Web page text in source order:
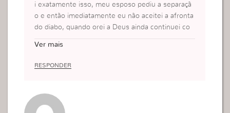
i exatamente isso, meu esposo pediu a separaçã
o e então imediatamente eu não aceitei a afronta
do diabo, quando orei a Deus ainda continuei co
idade e falamos com Deus a paz nos invade. Muit
o forte!! Obrigada pelo post, aprendendo mais e
Ver mais
RESPONDER